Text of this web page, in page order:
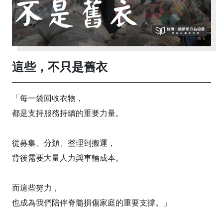
這些，不只是舊衣
「每一袋回收衣物，
都是支持服務持續的重要力量。
從募集、分類、整理到搬運，
背後需要大量人力與車輛成本。
而這些努力，
也成為我們陪伴脊髓損傷家庭的重要支撐。」